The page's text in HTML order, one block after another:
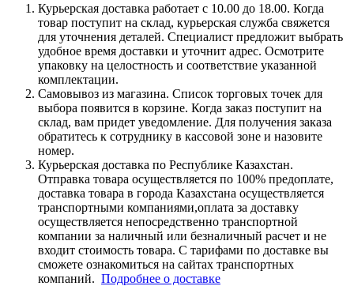
Курьерская доставка работает с 10.00 до 18.00. Когда
товар поступит на склад, курьерская служба свяжется
для уточнения деталей. Специалист предложит выбрать
удобное время доставки и уточнит адрес. Осмотрите
упаковку на целостность и соответствие указанной
комплектации.
Самовывоз из магазина. Список торговых точек для
выбора появится в корзине. Когда заказ поступит на
склад, вам придет уведомление. Для получения заказа
обратитесь к сотруднику в кассовой зоне и назовите
номер.
Курьерская доставка по Республике Казахстан.
Отправка товара осуществляется по 100% предоплате,
доставка товара в города Казахстана осуществляется
транспортными компаниями,оплата за доставку
осуществляется непосредственно транспортной
компании за наличный или безналичный расчет и не
входит стоимость товара. С тарифами по доставке вы
сможете ознакомиться на сайтах транспортных
компаний. Подробнее о доставке